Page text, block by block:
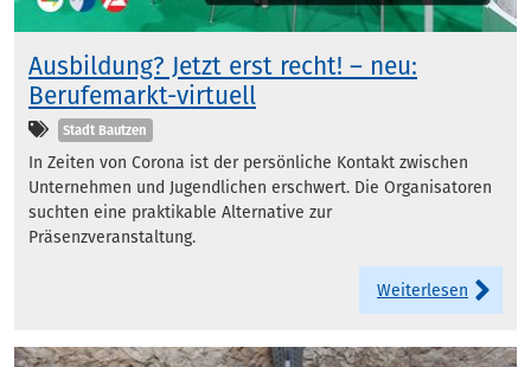
Ausbildung? Jetzt erst recht! – neu:
Berufemarkt-virtuell
Kategorien
Stadt Bautzen
In Zeiten von Corona ist der persönliche Kontakt zwischen
Unternehmen und Jugendlichen erschwert. Die Organisatoren
suchten eine praktikable Alternative zur
Präsenzveranstaltung.
Weiterlesen